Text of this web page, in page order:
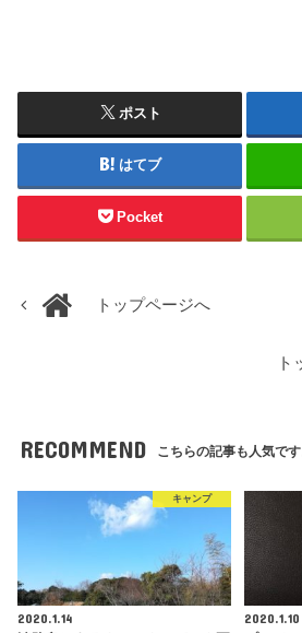
ポスト
はてブ
Pocket
トップページへ
ト
RECOMMEND こちらの記事も人気です
キャンプ
2020.1.14
2020.1.10